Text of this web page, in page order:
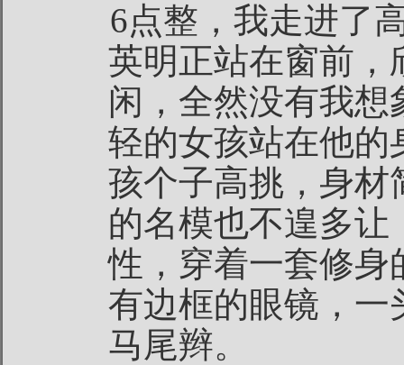
6点整，我走进了
英明正站在窗前，
闲，全然没有我
轻的女孩站在他的
孩个子高挑，身材
的名模也不遑多
性，穿着一套修身
有边框的眼镜，一
马尾辫。